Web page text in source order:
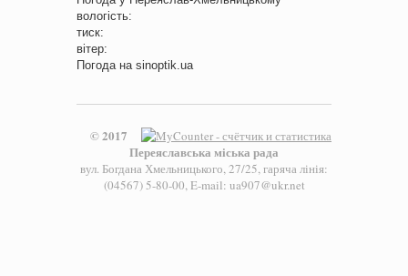
вологість:
тиск:
вітер:
Погода на sinoptik.ua
© 2017
Переяславська міська рада
вул. Богдана Хмельницького, 27/25, гаряча лінія:
(04567) 5-80-00, E-mail: ua907@ukr.net